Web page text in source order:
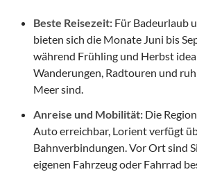
Beste Reisezeit: Für Badeurlaub
bieten sich die Monate Juni bis
während Frühling und Herbst
Wanderungen, Radtouren und
Meer sind.
Anreise und Mobilität: Die
Auto erreichbar, Lorient verfügt
Bahnverbindungen. Vor Ort sind
eigenen Fahrzeug oder Fahrrad